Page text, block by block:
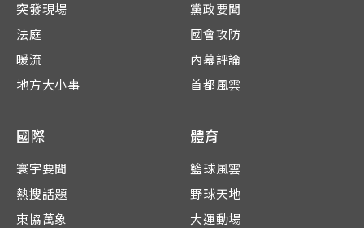
突發現場
法庭
暖流
地方大小事
黨政要聞
國會攻防
內幕評論
首都風雲
國際
寰宇要聞
熱搜話題
東協萬象
體育
籃球風雲
野球天地
大運動場